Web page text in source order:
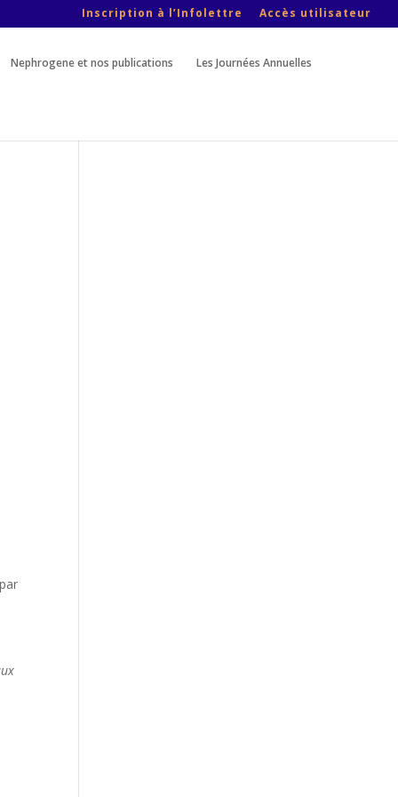
Inscription à l’Infolettre Accès utilisateur
Nephrogene et nos publications Les Journées Annuelles